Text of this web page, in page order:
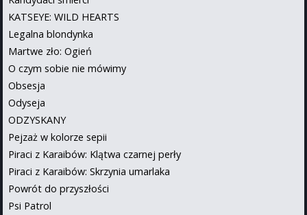
KATSEYE: WILD HEARTS
Legalna blondynka
Martwe zło: Ogień
O czym sobie nie mówimy
Obsesja
Odyseja
ODZYSKANY
Pejzaż w kolorze sepii
Piraci z Karaibów: Klątwa czarnej perły
Piraci z Karaibów: Skrzynia umarlaka
Powrót do przyszłości
Psi Patrol